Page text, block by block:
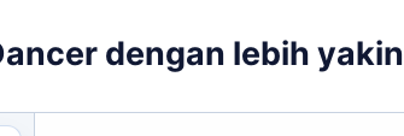
dengan lebih yakin